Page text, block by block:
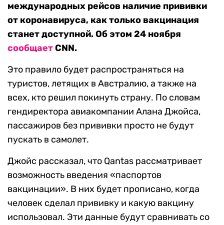
международных рейсов наличие прививки
от коронавируса, как только вакцинация
станет доступной. Об этом 24 ноября
сообщаетCNN.
Это правило будет распространяться на
туристов, летящих в Австралию, а также на
всех, кто решил покинуть страну. По словам
гендиректора авиакомпании Алана Джойса,
пассажиров без прививки просто не будут
пускать в самолет.
Джойс рассказал, что Qantas рассматривает
возможность введения «паспортов
вакцинации». В них будет прописано, когда
человек сделал прививку и какую вакцину
использовал. Эти данные будут сравнивать со